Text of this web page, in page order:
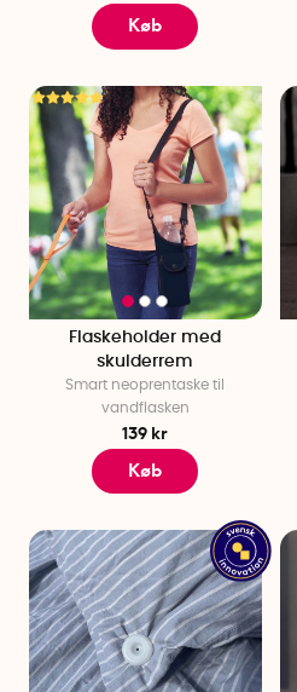
Køb
Flaskeholder med
skulderrem
Smart neoprentaske til
vandflasken
139 kr
Køb